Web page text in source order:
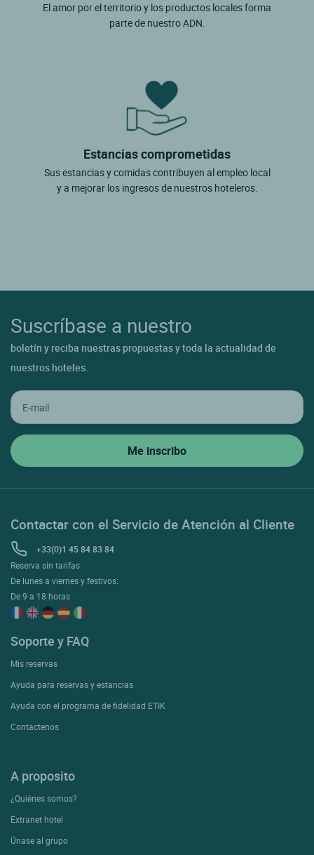
El amor por el territorio y los productos locales forma
parte de nuestro ADN.
Estancias comprometidas
Sus estancias y comidas contribuyen al empleo local
y a mejorar los ingresos de nuestros hoteleros.
Suscríbase a nuestro
boletín y reciba nuestras propuestas y toda la actualidad de
nuestros hoteles.
Contactar con el Servicio de Atención al Cliente
+33(0)1 45 84 83 84
Reserva sin tarifas
De lunes a viernes y festivos:
De 9 a 18 horas
Soporte y FAQ
Mis reservas
Ayuda para reservas y estancias
Ayuda con el programa de fidelidad ETIK
Contactenos
A proposito
¿Quiénes somos?
Extranet hotel
Únase al grupo